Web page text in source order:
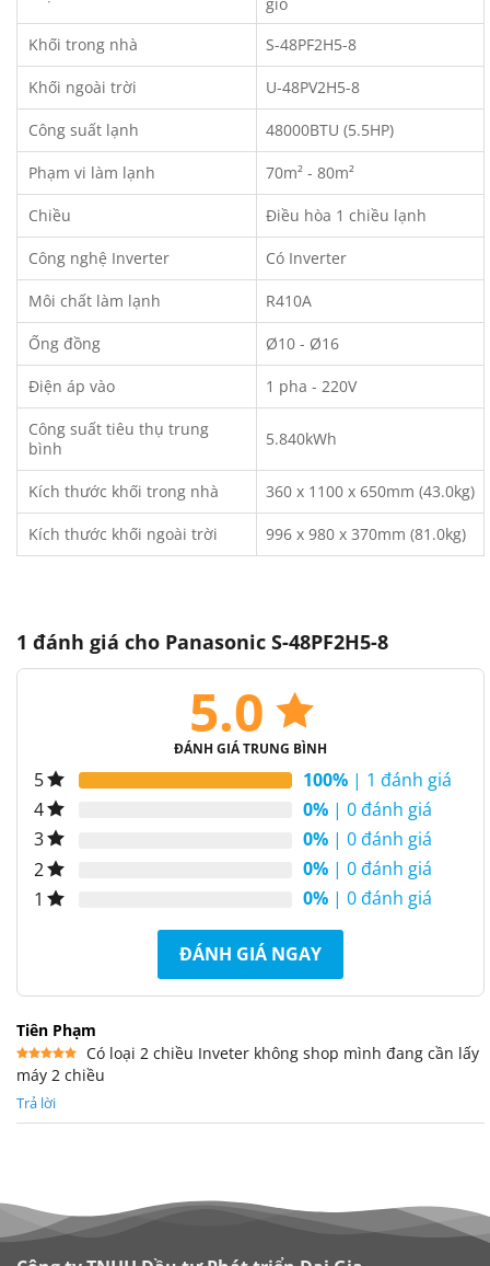
Khối trong nhà
S-48PF2H5-8
Khối ngoài trời U-48PV2H5-8
Công suất lạnh 48000BTU (5.5HP)
Phạm vi làm lạnh 70m² - 80m²
Chiều Điều hòa 1 chiều lạnh
Công nghệ Inverter Có Inverter
Môi chất làm lạnh R410A
Ống đồng Ø10 - Ø16
Điện áp vào 1 pha - 220V
Công suất tiêu thụ trung
bình
5.840kWh
Kích thước khối trong nhà 360 x 1100 x 650mm (43.0kg)
Kích thước khối ngoài trời 996 x 980 x 370mm (81.0kg)
1 đánh giá cho Panasonic S-48PF2H5-8
5.0
ĐÁNH GIÁ TRUNG BÌNH
5 100% | 1 đánh giá
4
0% | 0 đánh giá
3
0% | 0 đánh giá
2
0% | 0 đánh giá
1
0% | 0 đánh giá
ĐÁNH GIÁ NGAY
Tiên Phạm
Được xếp
hạng 55
sao
Có loại 2 chiều Inveter không shop mình đang cần lấy
máy 2 chiều
Trả lời